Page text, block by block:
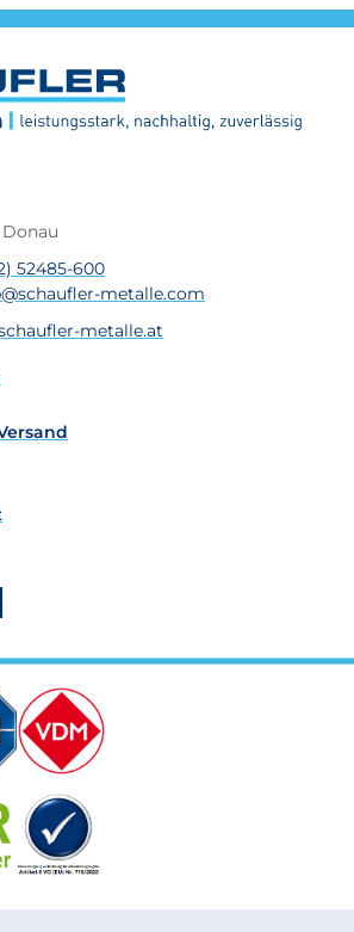
52485-600
metalle.com
metalle.at